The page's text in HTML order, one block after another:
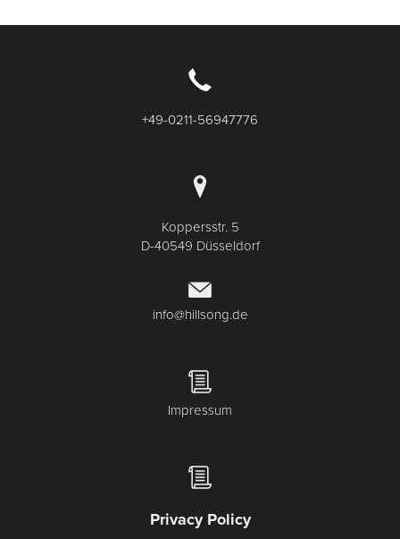
+49-0211-56947776
Koppersstr. 5
D-40549 Düsseldorf
info@hillsong.de
Impressum
Privacy Policy